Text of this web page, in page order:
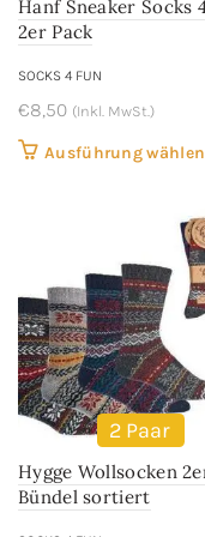
Hanf Sneaker Socks
2er Pack
SOCKS 4 FUN
€8,50 (Inkl. MwSt.)
Ausführung wählen
2 Paar
Hygge Wollsocken
Bündel sortiert